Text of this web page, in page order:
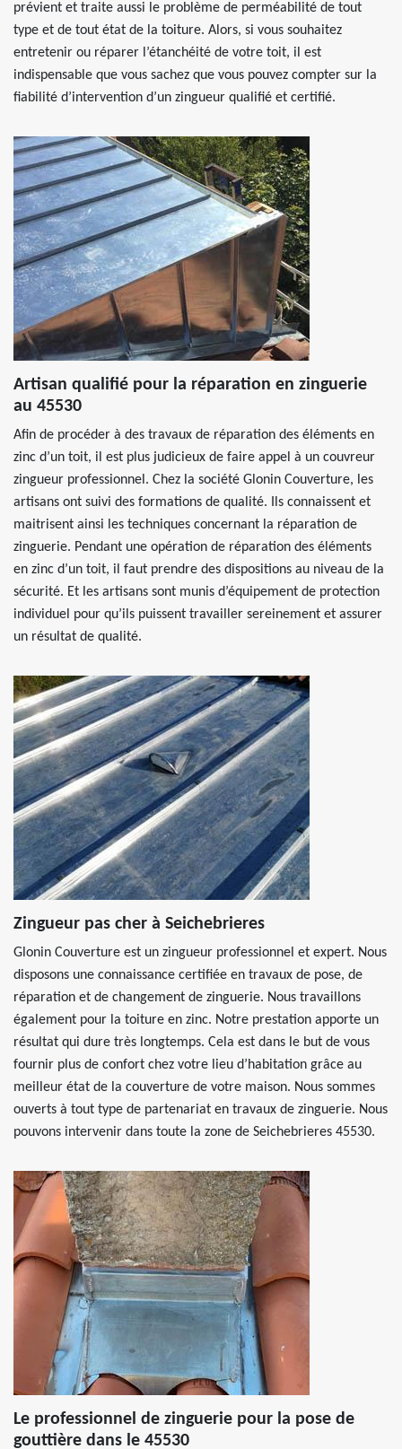
prévient et traite aussi le problème de perméabilité de tout
type et de tout état de la toiture. Alors, si vous souhaitez
entretenir ou réparer l’étanchéité de votre toit, il est
indispensable que vous sachez que vous pouvez compter sur la
fiabilité d’intervention d’un zingueur qualifié et certifié.
Artisan qualifié pour la réparation en zinguerie
au 45530
Afin de procéder à des travaux de réparation des éléments en
zinc d’un toit, il est plus judicieux de faire appel à un couvreur
zingueur professionnel. Chez la société Glonin Couverture, les
artisans ont suivi des formations de qualité. Ils connaissent et
maitrisent ainsi les techniques concernant la réparation de
zinguerie. Pendant une opération de réparation des éléments
en zinc d’un toit, il faut prendre des dispositions au niveau de la
sécurité. Et les artisans sont munis d’équipement de protection
individuel pour qu’ils puissent travailler sereinement et assurer
un résultat de qualité.
Zingueur pas cher à Seichebrieres
Glonin Couverture est un zingueur professionnel et expert. Nous
disposons une connaissance certifiée en travaux de pose, de
réparation et de changement de zinguerie. Nous travaillons
également pour la toiture en zinc. Notre prestation apporte un
résultat qui dure très longtemps. Cela est dans le but de vous
fournir plus de confort chez votre lieu d’habitation grâce au
meilleur état de la couverture de votre maison. Nous sommes
ouverts à tout type de partenariat en travaux de zinguerie. Nous
pouvons intervenir dans toute la zone de Seichebrieres 45530.
Le professionnel de zinguerie pour la pose de
gouttière dans le 45530